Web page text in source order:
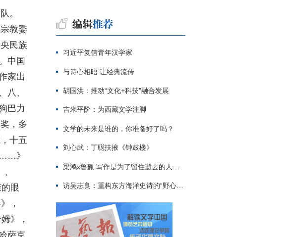
。
教委
民族
中国
家出
八、
巴力
，多
十五
》
眼
，
》，
萨克